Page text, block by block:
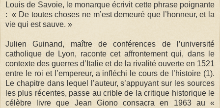
Louis de Savoie, le monarque écrivit cette phrase poignante
: « De toutes choses ne m’est demeuré que l’honneur, et la
vie qui est sauve. »
Julien Guinand, maître de conférences de l’université
catholique de Lyon, raconte cet affrontement qui, dans le
contexte des guerres d’Italie et de la rivalité ouverte en 1521
entre le roi et l’empereur, a infléchi le cours de l’histoire (1).
Le chapitre dans lequel l’auteur, s’appuyant sur les sources
les plus récentes, passe au crible de la critique historique le
célèbre livre que Jean Giono consacra en 1963 au «